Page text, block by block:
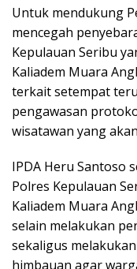
Untuk mendukung
mencegah
Kepulauan Seribu
Kaliadem Muara
terkait setempat
pengawasan
wisatawan yang
IPDA Heru Santoso
Polres Kepulauan
Kaliadem Muara
selain melakukan
sekaligus
himbauan agar